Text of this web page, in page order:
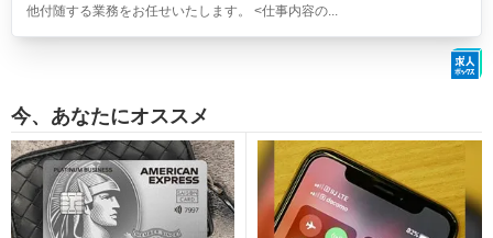
他付随する業務をお任せいたします。 <仕事内容の...
今、あなたにオススメ